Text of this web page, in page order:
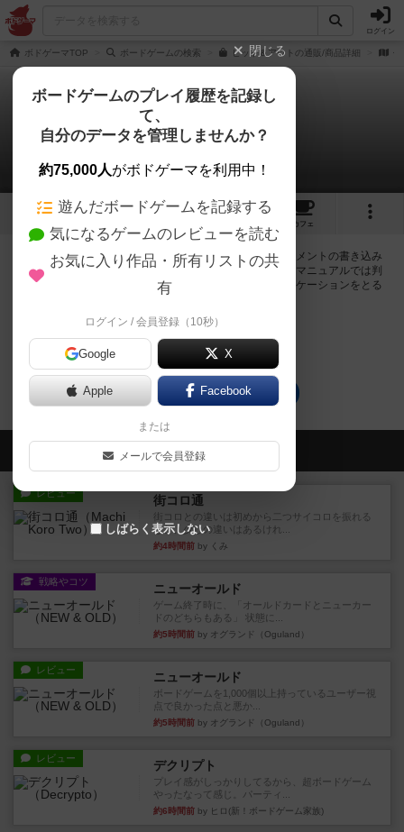
ログイン
ボドゲーマTOP ボードゲームの検索 ヒット＆アウトの通販/商品詳細 作
ヒット＆アウト
0件の掲示板
5 5
カフェ
ログインするとヒット＆アウトに関する掲示板の作成やコメントの書き込み
が出来るようになります。ルールの疑問やエラッタ情報、マニュアルでは判
断し辛い曖昧な表記等について会員同士で自由にコミュニケーションをとる
ログイン/無料会員登録
ヒット＆アウトのトップに戻る
会員の新しい投稿
レビュー 街コロ通
街コロとの違いは初めから二つサイコロを振れる
など、少しの違いはあるけれ...
約4時間前 by くみ
戦略やコツ ニューオールド
ゲーム終了時に、「オールドカードとニューカー
ドのどちらもある」 状態に...
約5時間前 by オグランド（Oguland）
レビュー ニューオールド
ボードゲームを1,000個以上持っているユーザー視
点で良かった点と悪か...
約5時間前 by オグランド（Oguland）
レビュー デクリプト
プレイ感がしっかりしてるから、超ボードゲーム
やったなって感じ。パーティ...
約6時間前 by ヒロ(新！ボードゲーム家族)
閉じる
ボードゲームのプレイ履歴を記録し
て、
自分のデータを管理しませんか？
約75,000人がボドゲーマを利用中！
遊んだボードゲームを記録する
気になるゲームのレビューを読む
お気に入り作品・所有リストの共
有
ログイン / 会員登録（10秒）
Google X
Apple Facebook
または
メールで会員登録
しばらく表示しない